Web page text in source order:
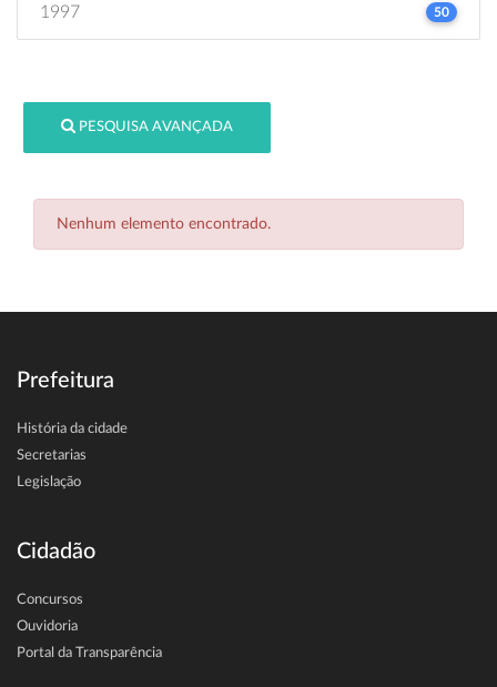
1997 50
PESQUISA AVANÇADA
Nenhum elemento encontrado.
Prefeitura
História da cidade
Secretarias
Legislação
Cidadão
Concursos
Ouvidoria
Portal da Transparência